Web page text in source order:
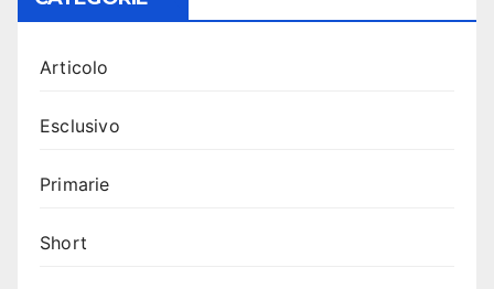
Articolo
Esclusivo
Primarie
Short